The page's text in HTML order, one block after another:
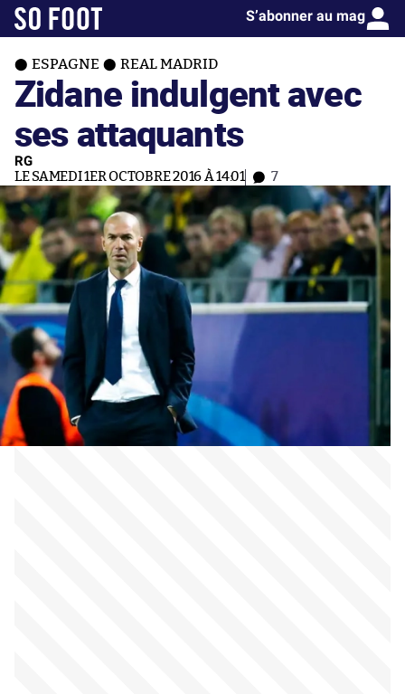
S’abonner au mag
ESPAGNE REAL MADRID
Zidane indulgent avec
ses attaquants
RG
LE SAMEDI 1ER OCTOBRE 2016 À 14:01 7